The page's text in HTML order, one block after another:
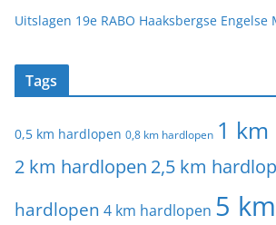
Uitslagen 19e RABO Haaksbergse
Tags
0,5 km hardlopen 0,8 km hardlopen 1
2 km hardlopen 2,5 km
hardlopen 4 km hardlopen 5 km